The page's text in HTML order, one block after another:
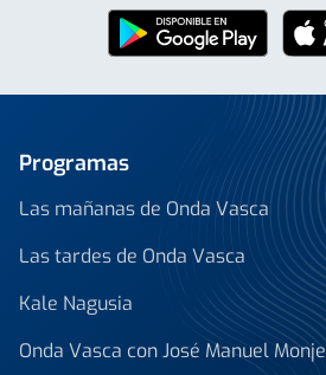
Programas
Las mañanas de Onda Vasca
Las tardes de Onda Vasca
Kale Nagusia
Onda Vasca con José Manuel Monje